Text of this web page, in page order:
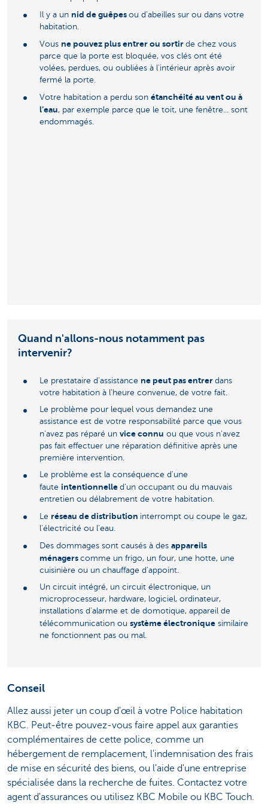
Il y a un nid de guêpes ou d'abeilles sur ou dans votre
habitation.
Vous ne pouvez plus entrer ou sortir de chez vous
parce que la porte est bloquée, vos clés ont été
volées, perdues, ou oubliées à l'intérieur après avoir
fermé la porte.
Votre habitation a perdu son étanchéité au vent ou à
l’eau, par exemple parce que le toit, une fenêtre... sont
endommagés.
Quand n'allons-nous notamment pas
intervenir?
Le prestataire d'assistance ne peut pas entrer dans
votre habitation à l'heure convenue, de votre fait.
Le problème pour lequel vous demandez une
assistance est de votre responsabilité parce que vous
n'avez pas réparé un vice connu ou que vous n'avez
pas fait effectuer une réparation définitive après une
première intervention.
Le problème est la conséquence d'une
faute intentionnelle d'un occupant ou du mauvais
entretien ou délabrement de votre habitation.
Le réseau de distribution interrompt ou coupe le gaz,
l'électricité ou l'eau.
Des dommages sont causés à des appareils
ménagers comme un frigo, un four, une hotte, une
cuisinière ou un chauffage d'appoint.
Un circuit intégré, un circuit électronique, un
microprocesseur, hardware, logiciel, ordinateur,
installations d'alarme et de domotique, appareil de
télécommunication ou système électronique similaire
ne fonctionnent pas ou mal.
Conseil
Allez aussi jeter un coup d'œil à votre Police habitation
KBC. Peut-être pouvez-vous faire appel aux garanties
complémentaires de cette police, comme un
hébergement de remplacement, l'indemnisation des frais
de mise en sécurité des biens, ou l'aide d'une entreprise
spécialisée dans la recherche de fuites. Contactez votre
agent d'assurances ou utilisez KBC Mobile ou KBC Touch.